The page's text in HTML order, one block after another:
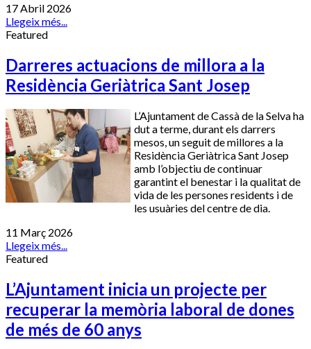
17 Abril 2026
Llegeix més...
Featured
Darreres actuacions de millora a la
Residència Geriàtrica Sant Josep
L’Ajuntament de Cassà de la Selva ha
dut a terme, durant els darrers
mesos, un seguit de millores a la
Residència Geriàtrica Sant Josep
amb l’objectiu de continuar
garantint el benestar i la qualitat de
vida de les persones residents i de
les usuàries del centre de dia.
11 Març 2026
Llegeix més...
Featured
L’Ajuntament inicia un projecte per
recuperar la memòria laboral de dones
de més de 60 anys